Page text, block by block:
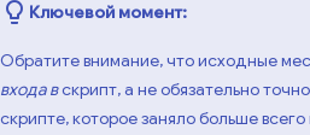
Ключевой момент:
Обратите внимание, что исходные
входа вскрипт, а не обязательно
скрипте, которое заняло больше